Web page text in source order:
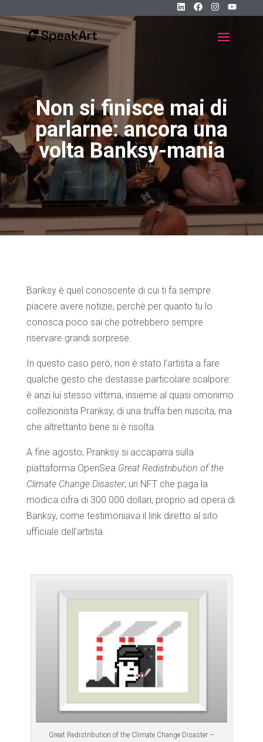
Non si finisce mai di
parlarne: ancora una
volta Banksy-mania
Banksy è quel conoscente di cui ti fa sempre
piacere avere notizie, perchè per quanto tu lo
conosca poco sai che potrebbero sempre
riservare grandi sorprese.
In questo caso però, non è stato l’artista a fare
qualche gesto che destasse particolare scalpore:
è anzi lui stesso vittima, insieme al quasi omonimo
collezionista Pranksy, di una truffa ben riuscita, ma
che altrettanto bene si è risolta.
A fine agosto, Pranksy si accaparra sulla
piattaforma OpenSea Great Redistribution of the
Climate Change Disaster, un NFT che paga la
modica cifra di 300.000 dollari, proprio ad opera di
Banksy, come testimoniava il link diretto al sito
ufficiale dell’artista.
Great Redistribution of the Climate Change Disaster –